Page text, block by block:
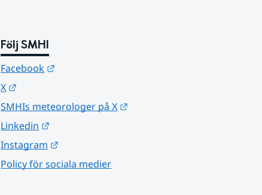
Följ SMHI
Facebook
X
SMHIs meteorologer på X
Linkedin
Instagram
Policy för sociala medier